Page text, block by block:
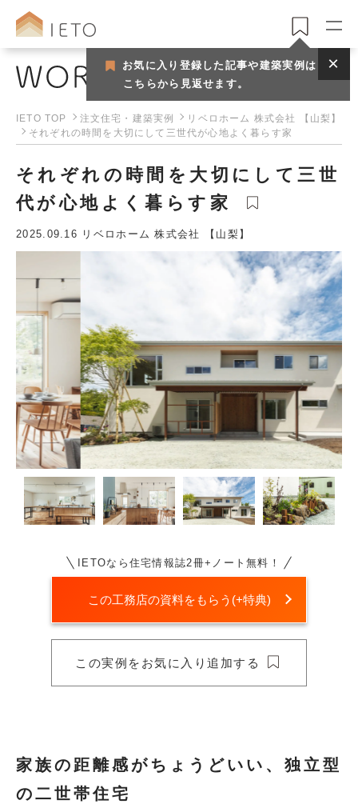
お気に入り登録した記事や建築実例は
こちらから見返せます。
注文住宅・建築実例
IETO TOP 注文住宅・建築実例
リベロホーム 株式会社 【山梨】
それぞれの時間を大切にして三世代が心地よく暮らす家
それぞれの時間を大切にして三世
代が心地よく暮らす家
2025.09.16 リベロホーム 株式会社 【山梨】
IETOなら住宅情報誌2冊+ノート無料！
この工務店の資料をもらう(+特典)
家族の距離感がちょうどいい、独立型
の二世帯住宅